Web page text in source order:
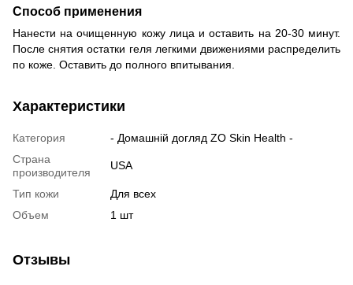
Cпособ применения
Нанести на очищенную кожу лица и оставить на 20-30 минут.
После снятия остатки геля легкими движениями распределить
по коже. Оставить до полного впитывания.
Характеристики
Категория
- Домашній догляд ZO Skin Health -
Страна
производителя
USA
Тип кожи
Для всех
Объем
1 шт
Отзывы